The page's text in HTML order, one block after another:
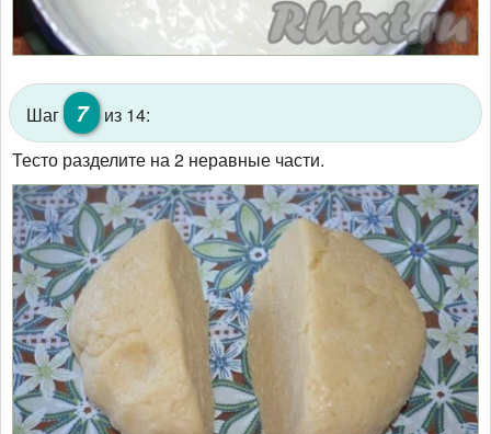
Шаг 7
из 14:
Тесто разделите на 2 неравные части.